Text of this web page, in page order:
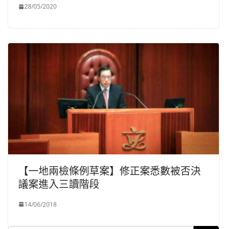
28/05/2020
【一地兩檢條例草案】修正案悉數被否決
議案進入三讀階段
14/06/2018